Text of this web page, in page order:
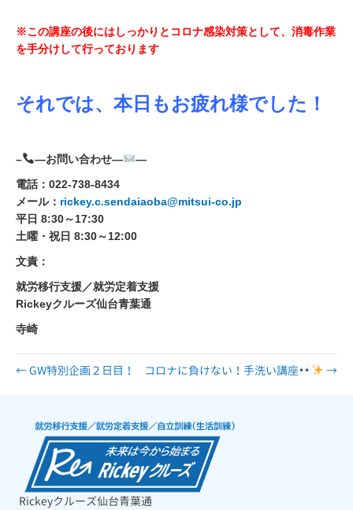
※この講座の後にはしっかりとコロナ感染対策として、消毒作業
を手分けして行っております
それでは、本日もお疲れ様でした！
– —お問い合わせ—
—
電話：022-738-8434
メール： rickey.c.sendaiaoba@mitsui-co.jp
平日 8:30～17:30
土曜・祝日 8:30～12:00
文責：
就労移行支援／就労定着支援
Rickeyクルーズ仙台青葉通
寺崎
← GW特別企画２日目！ コロナに負けない！手洗い講座 →
Rickeyクルーズ仙台青葉通